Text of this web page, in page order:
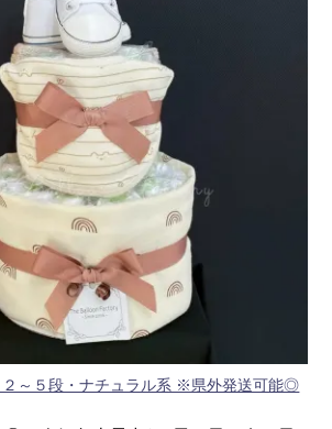
～５段・ナチュラル系 ※県外発送可能◎